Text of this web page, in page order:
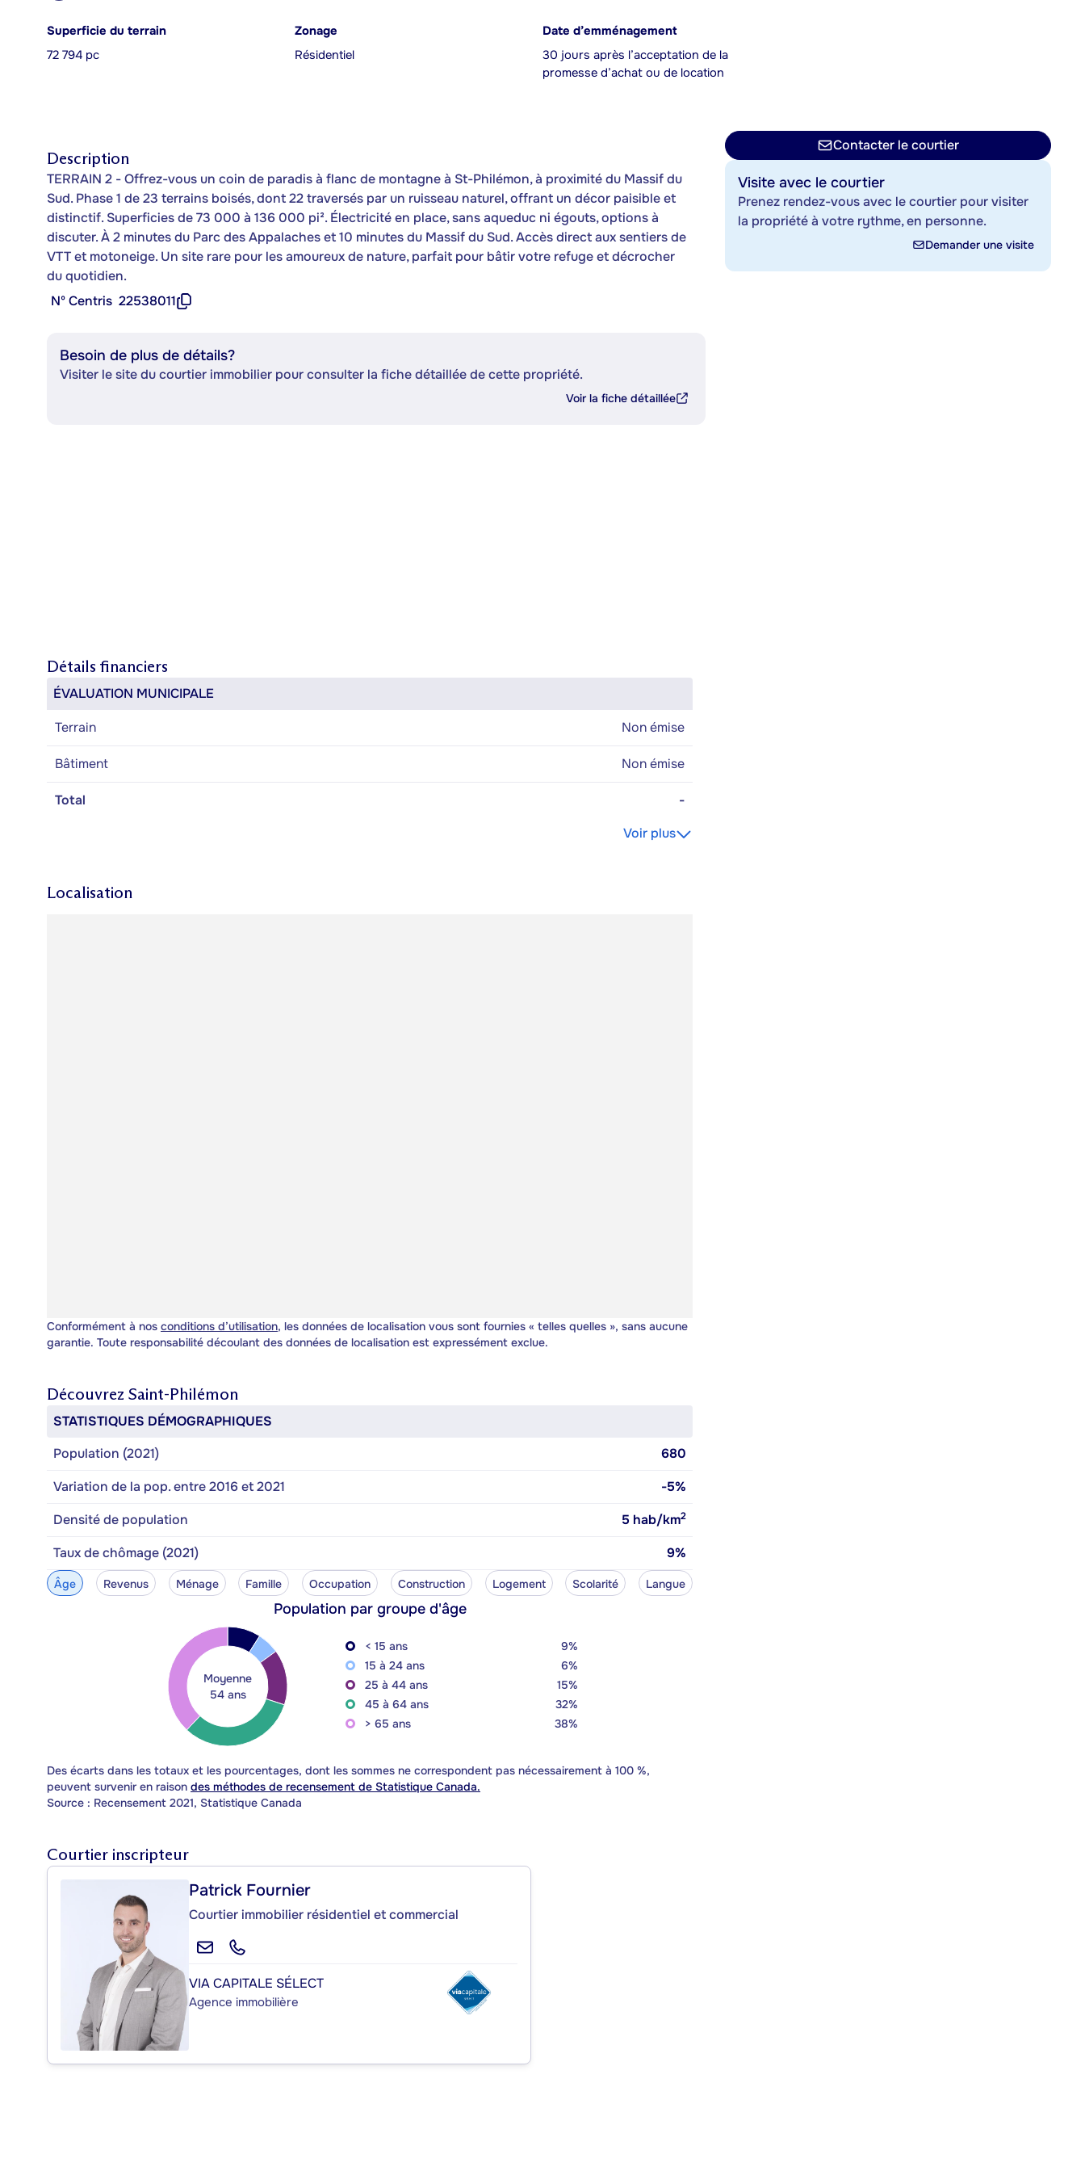
Superficie du terrain
72 794 pc
Zonage
Résidentiel
Date d’emménagement
30 jours après l’acceptation de la
promesse d’achat ou de location
Description
TERRAIN 2 - Offrez-vous un coin de paradis à flanc de montagne à St-Philémon, à proximité du Massif du
Sud. Phase 1 de 23 terrains boisés, dont 22 traversés par un ruisseau naturel, offrant un décor paisible et
distinctif. Superficies de 73 000 à 136 000 pi². Électricité en place, sans aqueduc ni égouts, options à
discuter. À 2 minutes du Parc des Appalaches et 10 minutes du Massif du Sud. Accès direct aux sentiers de
VTT et motoneige. Un site rare pour les amoureux de nature, parfait pour bâtir votre refuge et décrocher
du quotidien.
Nº Centris 22538011
Besoin de plus de détails?
Visiter le site du courtier immobilier pour consulter la fiche détaillée de cette propriété.
Voir la fiche détaillée
Détails financiers
ÉVALUATION MUNICIPALE
Terrain
Non émise
Bâtiment Non émise
Total
-
Voir plus
Localisation
Conformément à nos conditions d’utilisation, les données de localisation vous sont fournies « telles quelles », sans aucune
garantie. Toute responsabilité découlant des données de localisation est expressément exclue.
Découvrez Saint-Philémon
STATISTIQUES DÉMOGRAPHIQUES
Population (2021)
680
Variation de la pop. entre 2016 et 2021
-5%
Densité de population
5 hab/km2
Taux de chômage (2021) 9%
Âge Revenus Ménage Famille Occupation Construction Logement Scolarité Langue
Population par groupe d'âge
Moyenne
54 ans
< 15 ans
9%
15 à 24 ans
6%
25 à 44 ans
15%
45 à 64 ans
32%
> 65 ans
38%
Des écarts dans les totaux et les pourcentages, dont les sommes ne correspondent pas nécessairement à 100 %,
peuvent survenir en raison des méthodes de recensement de Statistique Canada.
Source : Recensement 2021, Statistique Canada
Courtier inscripteur
Patrick Fournier
Courtier immobilier résidentiel et commercial
VIA CAPITALE SÉLECT
Agence immobilière
Contacter le courtier
Visite avec le courtier
Prenez rendez-vous avec le courtier pour visiter
la propriété à votre rythme, en personne.
Demander une visite